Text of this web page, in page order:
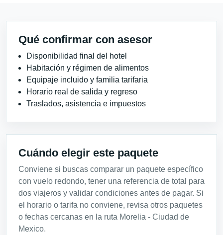
Qué confirmar con asesor
Disponibilidad final del hotel
Habitación y régimen de alimentos
Equipaje incluido y familia tarifaria
Horario real de salida y regreso
Traslados, asistencia e impuestos
Cuándo elegir este paquete
Conviene si buscas comparar un paquete específico
con vuelo redondo, tener una referencia de total para
dos viajeros y validar condiciones antes de pagar. Si
el horario o tarifa no conviene, revisa otros paquetes
o fechas cercanas en la ruta Morelia - Ciudad de
Mexico.